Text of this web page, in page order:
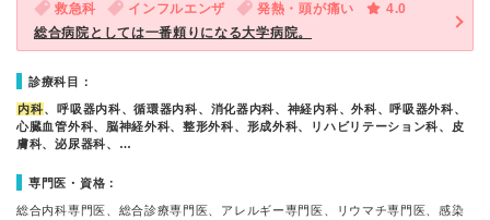
救急科 インフルエンザ 発熱・頭が痛い
4.0
総合病院としては一番頼りになる大学病院。
診療科目：
内科、呼吸器内科、循環器内科、消化器内科、神経内科、外科、呼吸器外科、
心臓血管外科、脳神経外科、整形外科、形成外科、リハビリテーション科、皮
膚科、泌尿器科、…
専門医・資格：
総合内科専門医、総合診療専門医、アレルギー専門医、リウマチ専門医、感染